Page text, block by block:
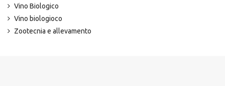
Vino Biologico
Vino biologioco
Zootecnia e allevamento